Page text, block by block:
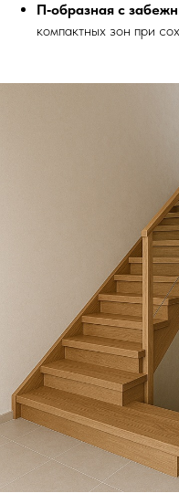
Выезд
П‑образная с
компактных зон при